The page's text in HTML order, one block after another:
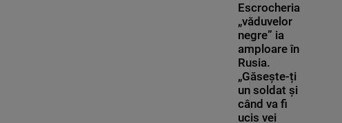
Escrocheria
„văduvelor
negre” ia
amploare în
Rusia.
„Găsește-ți
un soldat și
când va fi
ucis vei